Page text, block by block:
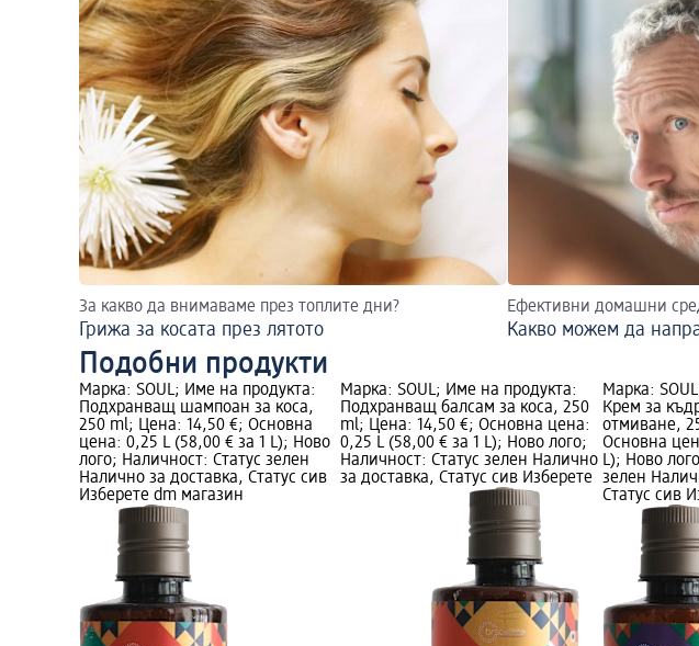
За какво да внимаваме през топлите дни?
Грижа за косата през лятото
Ефективни домашни
Какво можем да
Подобни продукти
Марка: SOUL; Име на продукта:
Подхранващ шампоан за коса,
250 ml; Цена: 14,50 €; Основна
цена: 0,25 L (58,00 € за 1 L); Ново
лого; Наличност: Статус зелен
Налично за доставка, Статус сив
Изберете dm магазин
Марка: SOUL; Име на продукта:
Подхранващ балсам за коса, 250
ml; Цена: 14,50 €; Основна цена:
0,25 L (58,00 € за 1 L); Ново лого;
Наличност: Статус зелен Налично
за доставка, Статус сив Изберете
Марка:
Крем за
отмиване,
Основна
L); Ново
зелен
Статус сив